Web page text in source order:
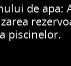
de
piscinelor.